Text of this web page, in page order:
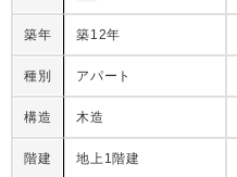
築年 築12年
種別 アパート
構造 木造
階建 地上1階建